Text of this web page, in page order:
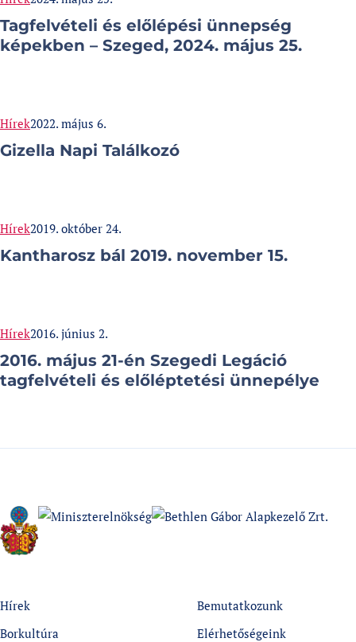
Tagfelvételi és előlépési ünnepség
képekben – Szeged, 2024. május 25.
Categories:
HírekPublished at
2022. május 6.
Gizella Napi Találkozó
Categories:
HírekPublished at
2019. október 24.
Kantharosz bál 2019. november 15.
Categories:
HírekPublished at
2016. június 2.
2016. május 21-én Szegedi Legáció
tagfelvételi és előléptetési ünnepélye
Hírek
Borkultúra
Bemutatkozunk
Elérhetőségeink